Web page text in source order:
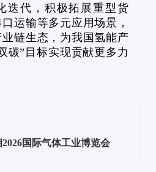
迭代，积极拓展重型货
运输等多元应用场景，
链生态，为我国氢能产
碳”目标实现贡献更多力
国际气体工业博览会